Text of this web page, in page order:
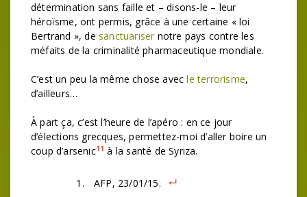
détermination sans faille et – disons-le – leur
héroïsme, ont permis, grâce à une certaine « loi
Bertrand », de sanctuariser notre pays contre les
méfaits de la criminalité pharmaceutique mondiale.
C’est un peu la même chose avecle terrorisme,
d’ailleurs…
À part ça, c’est l’heure de l’apéro : en ce jour
d’élections grecques, permettez-moi d’aller boire un
coup d’arsenic11 à la santé de Syriza.
AFP, 23/01/15.